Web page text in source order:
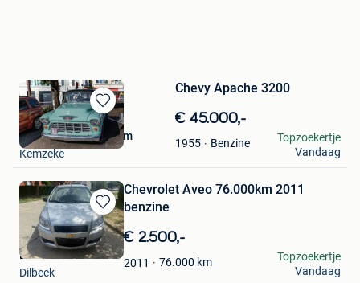
Bewaren
in
Mijn
Chevy Apache 3200
€ 45.000,-
1955 Benzine
davy van steerteghem
Kemzeke
Topzoekertje
Vandaag
Bewaren
in
Mijn
Favorieten
Chevrolet Aveo 76.000km 2011
benzine
€ 2.500,-
2011 76.000 km
BS CAR SOLUTIONS
Dilbeek
Topzoekertje
Vandaag